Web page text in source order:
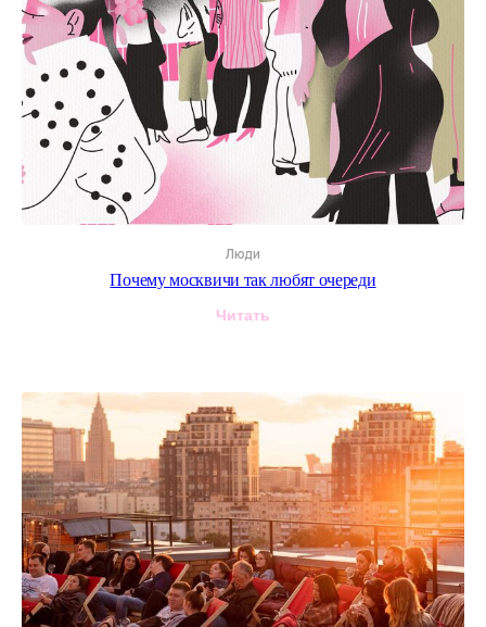
Люди
Почему москвичи так любят очереди
Читать